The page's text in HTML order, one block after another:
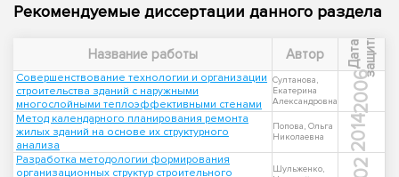
Рекомендуемые диссертации данного раздела
Название работы Автор Д
а
т
а
з
а
щ
и
т ы
Совершенствование технологии и организации
строительства зданий с наружными
многослойными теплоэффективными стенами
Султанова,
Екатерина
Александровна
2006
Метод календарного планирования ремонта
жилых зданий на основе их структурного
анализа
Попова, Ольга
Николаевна
2014
Разработка методологии формирования
организационных структур строительного
Шульженко,